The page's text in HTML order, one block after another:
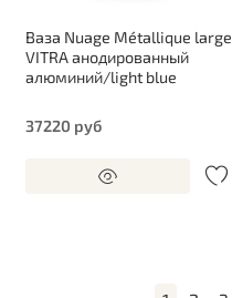
Ваза Nuage Métallique large
VITRA анодированный
алюминий/light blue
37220 руб